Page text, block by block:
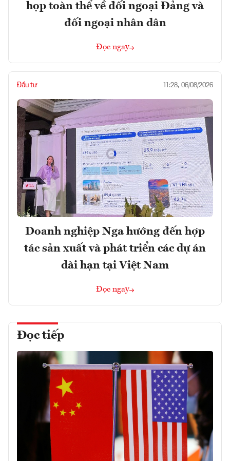
họp toàn thể về đối ngoại Đảng và
đối ngoại nhân dân
Đọc ngay
Đầu tư 11:28, 06/08/2026
Doanh nghiệp Nga hướng đến hợp
tác sản xuất và phát triển các dự án
dài hạn tại Việt Nam
Đọc ngay
Đọc tiếp